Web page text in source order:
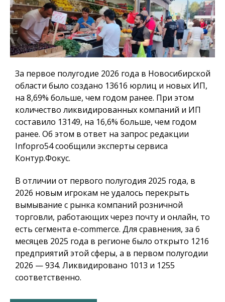
За первое полугодие 2026 года в Новосибирской
области было создано 13616 юрлиц и новых ИП,
на 8,69% больше, чем годом ранее. При этом
количество ликвидированных компаний и ИП
составило 13149, на 16,6% больше, чем годом
ранее. Об этом в ответ на запрос редакции
Infopro54 сообщили эксперты сервиса
Контур.Фокус.
В отличии от первого полугодия 2025 года, в
2026 новым игрокам не удалось перекрыть
вымывание с рынка компаний розничной
торговли, работающих через почту и онлайн, то
есть сегмента e-commerсe. Для сравнения, за 6
месяцев 2025 года в регионе было открыто 1216
предприятий этой сферы, а в первом полугодии
2026 — 934. Ликвидировано 1013 и 1255
соответственно.